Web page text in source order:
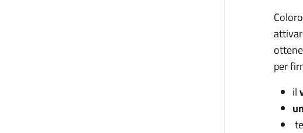
per
il